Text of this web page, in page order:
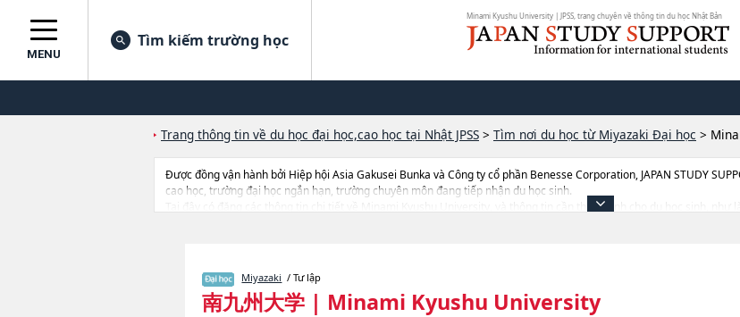
Minami Kyushu University | JPSS, trang chuyên về thông tin du học Nhật Bản
MENU
Tìm kiếm trường học
Trang thông tin về du học đại học,cao học tại Nhật JPSS > Tìm nơi du học từ Miyazaki Đại học >
Được đồng vận hành bởi Hiệp hội Asia Gakusei Bunka và Công ty cổ phần Benesse Corporation, JAPAN STUDY
cao học, trường đại học ngắn hạn, trường chuyên môn đang tiếp nhận du học sinh.
Tại đây có đăng các thông tin chi tiết về Minami Kyushu University, và thông tin cần thiết dành cho du học sinh, như
Miyazaki / Tư lập
南九州大学 | Minami Kyushu University